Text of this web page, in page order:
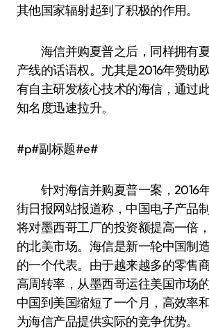
其他国家辐射起到了积极的作用。
海信并购夏普之后，同样拥有
产线的话语权。尤其是2016年赞助
有自主研发核心技术的海信，通过
知名度迅速拉升。
#p#副标题#e#
针对海信并购夏普一案，2016
街日报网站报道称，中国电子产品
将对墨西哥工厂的投资额提高一倍
的北美市场。海信是新一轮中国制
的一个代表。由于越来越多的零售
高周转率，从墨西哥运往美国市场
中国到美国缩短了一个月，高效率
为海信产品提供实际的竞争优势。